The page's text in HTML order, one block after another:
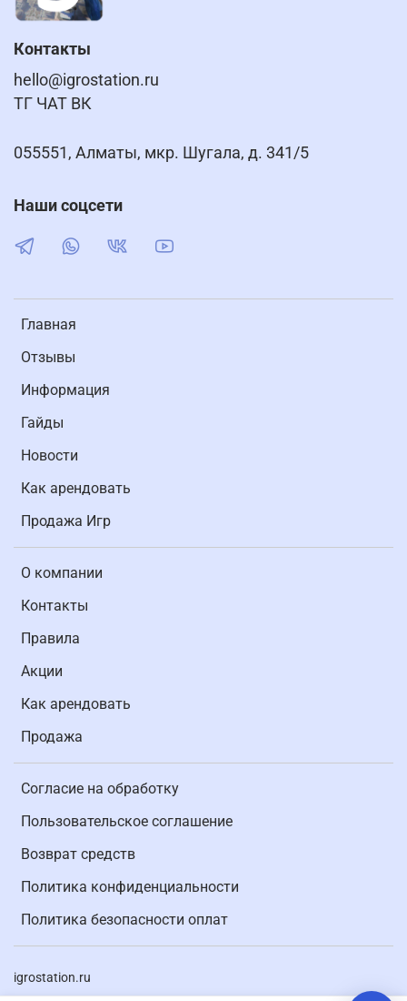
Главная
Отзывы
Информация
Гайды
Новости
Как арендовать
Продажа Игр
О компании
Контакты
Правила
Акции
Как арендовать
Продажа
Согласие на обработку
Пользовательское соглашение
Возврат средств
Политика конфиденциальности
Политика безопасности оплат
Контакты
hello@igrostation.ru
ТГ ЧАТ ВК
055551, Алматы, мкр. Шугала, д. 341/5
Наши соцсети
igrostation.ru